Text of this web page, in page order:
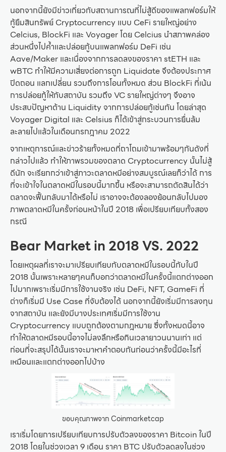
นอกจากนี้ยังมีข่าวเกี่ยวกับสถานการณที่ไม่สู้ดีของแพลทฟอร์มให้
กู้ยืมสินทรัพย์ Cryptocurrency แบบ CeFi รายใหญ่อย่าง
Celcius, BlockFi และ Voyager โดย Celcius นำสภาพคล่อง
ส่วนหนึ่งไปค้ำและปล่อยกู้บนแพลทฟอร์ม DeFi เช่น
Aave/Maker และเนื่องจากการลดลงของราคา stETH และ
wBTC ทำให้มีความเสี่ยงต่อการถูก Liquidate จึงต้องประกาศ
ปิดถอน แลกเปลี่ยน รวมถึงการโอนทั้งหมด ส่วน BlockFi ที่เน้น
การปล่อยกู้ให้กับสถาบัน รวมถึง VC รายใหญ่ต่างๆ จึงอาจ
ประสบปัญหาด้าน Liquidity จากการปล่อยกู้เช่นกัน โดยล่าสุด
Voyager Digital และ Celsius ก็ได้เข้าสู่กระบวนการยื่นล้ม
ละลายไปแล้วในเดือนกรกฎาคม 2022
จากเหตุการณ์และข่าวร้ายทั้งหมดที่ถาโถมเข้ามาพร้อมๆกันดังที่
กล่าวไปแล้ว ทำให้ภาพรวมของตลาด Cryptocurrency นั้นไม่สู้
ดีนัก จะเรียกกว่าเข้าสู่ภาวะตลาดหมีอย่างสมบูรณ์เลยก็ว่าได้ การ
ที่จะเข้าใจในตลาดหมีในรอบนี้มากขึ้น หรือจะสามารถตัดสินได้ว่า
ตลาดจะฟื้นกลับมาได้หรือไม่ เราอาจจะต้องลองย้อนกลับไปมอง
ภาพตลาดหมีในครั้งก่อนหน้าในปี 2018 เพื่อเปรียบเทียบทั้งสอง
กรณี
Bear Market in 2018 VS. 2022
โดยเหตุผลที่เราจะมาเปรียบเทียบกับตลาดหมีในรอบนี้กับในปี
2018 นั้นเพราะหลายๆคนก็บอกว่าตลาดหมีในครั้งนี้แตกต่างออก
ไปมากเพราะเริ่มมีการใช้งานจริง เช่น DeFi, NFT, GameFi ที่
ต่างก็เริ่มมี Use Case ที่จับต้องได้ นอกจากนี้ยังเริ่มมีการลงทุน
จากสถาบัน และยังมีบางประเทศเริ่มมีการใช้งาน
Cryptocurrency แบบถูกต้องตามกฎหมาย ซึ่งทั้งหมดนี้อาจ
ทำให้ตลาดหมีรอบนี้อาจไม่ลงลึกหรือกินเวลายาวนนานเท่า แต่
ก่อนที่จะสรุปได้นั้นเราจะมาหาคำตอบกันก่อนว่าครั้งนี้มีอะไรที่
เหมือนและแตกต่างออกไปบ้าง
ขอบคุณภาพจาก Coinmarketcap
เราเริ่มโดยการเปรียบเทียบการปรับตัวลงของราคา Bitcoin ในปี
2018 โดยในช่วงเวลา 9 เดือน ราคา BTC ปรับตัวลดลงในช่วง